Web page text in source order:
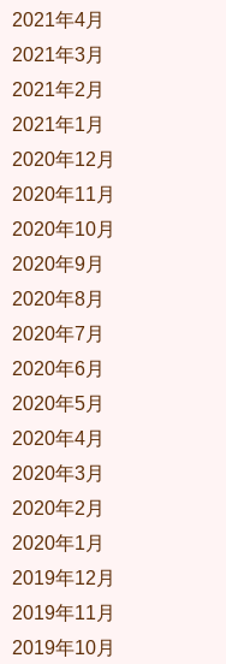
2021年4月
2021年3月
2021年2月
2021年1月
2020年12月
2020年11月
2020年10月
2020年9月
2020年8月
2020年7月
2020年6月
2020年5月
2020年4月
2020年3月
2020年2月
2020年1月
2019年12月
2019年11月
2019年10月